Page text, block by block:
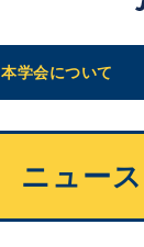
本学会について
ニュー